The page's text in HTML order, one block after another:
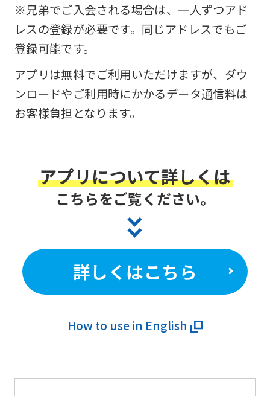
※兄弟でご入会される場合は、一人ずつアド
レスの登録が必要です。同じアドレスでもご
登録可能です。
アプリは無料でご利用いただけますが、ダウ
ンロードやご利用時にかかるデータ通信料は
お客様負担となります。
アプリについて詳しくは
こちらをご覧ください。
詳しくはこちら
How to use in English